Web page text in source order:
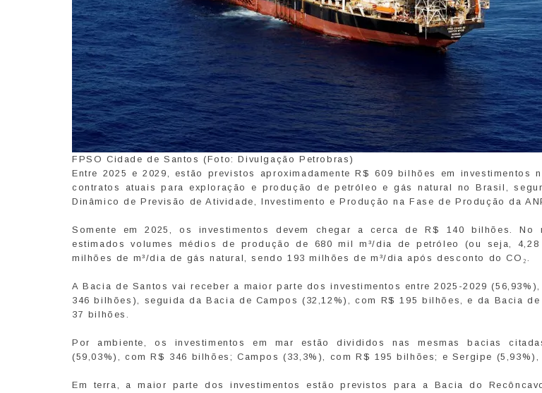
FPSO Cidade de Santos (Foto: Divulgação Petrobras)
Entre 2025 e 2029, estão previstos aproximadamente R$ 609 bilhões em investimentos
contratos atuais para exploração e produção de petróleo e gás natural no Brasil,
Dinâmico de Previsão de Atividade, Investimento e Produção na Fase de Produção da
Somente em 2025, os investimentos devem chegar a cerca de R$ 140 bilhões. No
estimados volumes médios de produção de 680 mil m³/dia de petróleo (ou seja,
milhões de m³/dia de gás natural, sendo 193 milhões de m³/dia após desconto do CO₂.
A Bacia de Santos vai receber a maior parte dos investimentos entre 2025-2029
346 bilhões), seguida da Bacia de Campos (32,12%), com R$ 195 bilhões, e da Bacia
37 bilhões.
Por ambiente, os investimentos em mar estão divididos nas mesmas bacias
(59,03%), com R$ 346 bilhões; Campos (33,3%), com R$ 195 bilhões; e Sergipe
Em terra, a maior parte dos investimentos estão previstos para a Bacia do